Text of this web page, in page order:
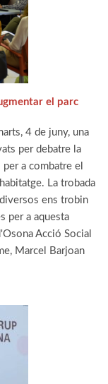
el parc
4 de juny, una
per debatre la
a combatre el
La trobada
ens trobin
per a aquesta
Acció Social
Marcel Barjoan